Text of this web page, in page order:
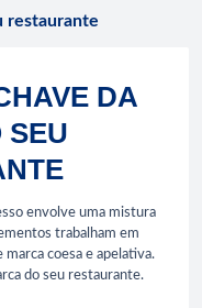
restaurante
DA
SEU
envolve uma mistura
trabalham em
coesa e apelativa.
do seu restaurante.